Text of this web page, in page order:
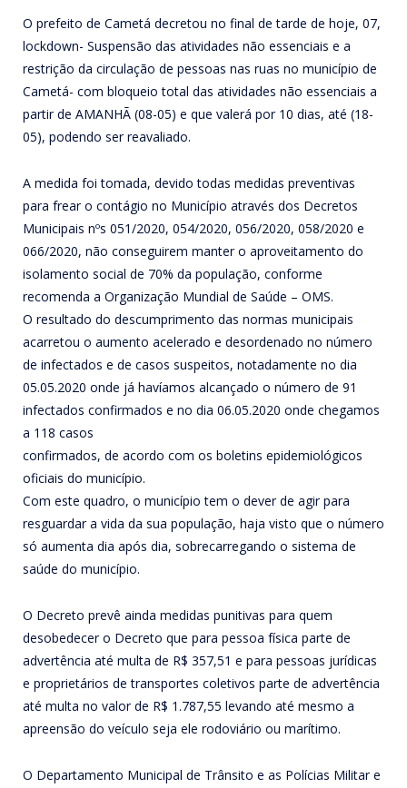
O prefeito de Cametá decretou no final de tarde de hoje, 07,
lockdown- Suspensão das atividades não essenciais e a
restrição da circulação de pessoas nas ruas no município de
Cametá- com bloqueio total das atividades não essenciais a
partir de AMANHÃ (08-05) e que valerá por 10 dias, até (18-
05), podendo ser reavaliado.
A medida foi tomada, devido todas medidas preventivas
para frear o contágio no Município através dos Decretos
Municipais nºs 051/2020, 054/2020, 056/2020, 058/2020 e
066/2020, não conseguirem manter o aproveitamento do
isolamento social de 70% da população, conforme
recomenda a Organização Mundial de Saúde – OMS.
O resultado do descumprimento das normas municipais
acarretou o aumento acelerado e desordenado no número
de infectados e de casos suspeitos, notadamente no dia
05.05.2020 onde já havíamos alcançado o número de 91
infectados confirmados e no dia 06.05.2020 onde chegamos
a 118 casos
confirmados, de acordo com os boletins epidemiológicos
oficiais do município.
Com este quadro, o município tem o dever de agir para
resguardar a vida da sua população, haja visto que o número
só aumenta dia após dia, sobrecarregando o sistema de
saúde do município.
O Decreto prevê ainda medidas punitivas para quem
desobedecer o Decreto que para pessoa física parte de
advertência até multa de R$ 357,51 e para pessoas jurídicas
e proprietários de transportes coletivos parte de advertência
até multa no valor de R$ 1.787,55 levando até mesmo a
apreensão do veículo seja ele rodoviário ou marítimo.
O Departamento Municipal de Trânsito e as Polícias Militar e